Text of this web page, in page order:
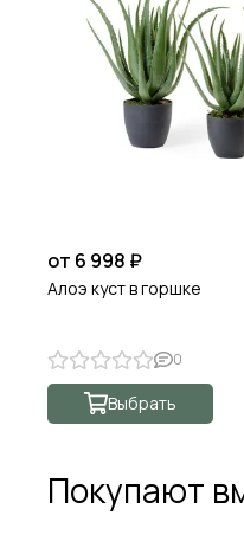
от 6 998 ₽
Алоэ куст в горшке
0
Выбрать
Покупают